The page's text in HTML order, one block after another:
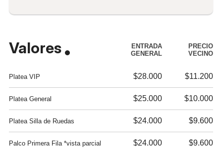
Valores
ENTRADA
GENERAL
PRECIO
VECINO
Platea VIP $28.000 $11.200
Platea General $25.000 $10.000
Platea Silla de Ruedas $24.000 $9.600
Palco Primera Fila *vista parcial $24.000 $9.600